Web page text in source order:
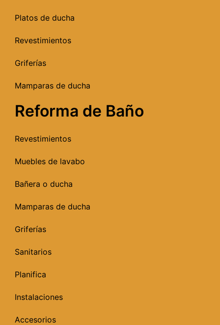
Platos de ducha
Revestimientos
Griferías
Mamparas de ducha
Reforma de Baño
Revestimientos
Muebles de lavabo
Bañera o ducha
Mamparas de ducha
Griferías
Sanitarios
Planifica
Instalaciones
Accesorios